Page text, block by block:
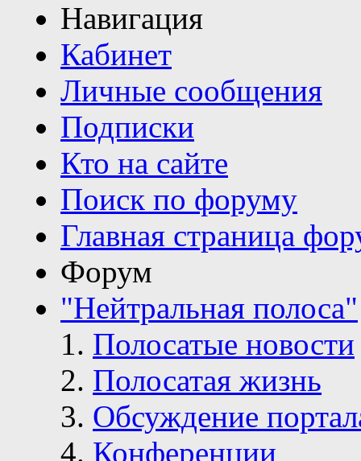
Навигация
Кабинет
Личные сообщения
Подписки
Кто на сайте
Поиск по форуму
Главная страница
Форум
"Нейтральная полоса"
Полосатые новости
Полосатая жизнь
Обсуждение
Конференции